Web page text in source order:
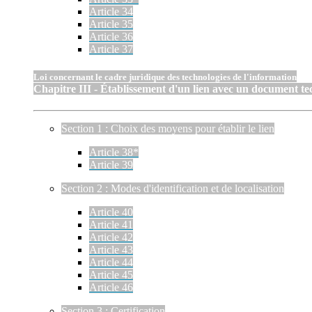
Article 34
Article 35
Article 36
Article 37
Loi concernant le cadre juridique des technologies de l'information
Chapitre III - Établissement d'un lien avec un document
Section 1 : Choix des moyens pour établir le lien
Article 38*
Article 39
Section 2 : Modes d'identification et de localisation
Article 40
Article 41
Article 42
Article 43
Article 44
Article 45
Article 46